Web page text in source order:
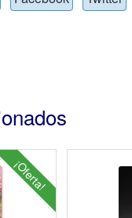
¡Oferta!